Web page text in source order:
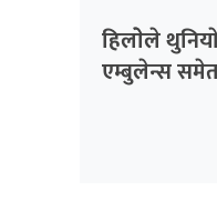
हिलाेेले
एम्बुलेन्स